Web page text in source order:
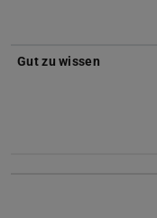
Gut zu wissen